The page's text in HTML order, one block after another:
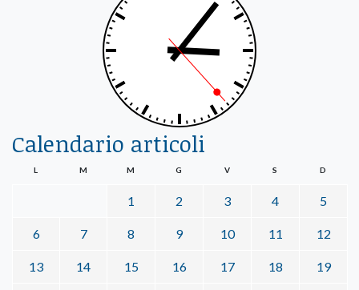
Calendario articoli
L M M G V S D
1 2 3 4 5
6 7 8 9 10 11 12
13 14 15 16 17 18 19